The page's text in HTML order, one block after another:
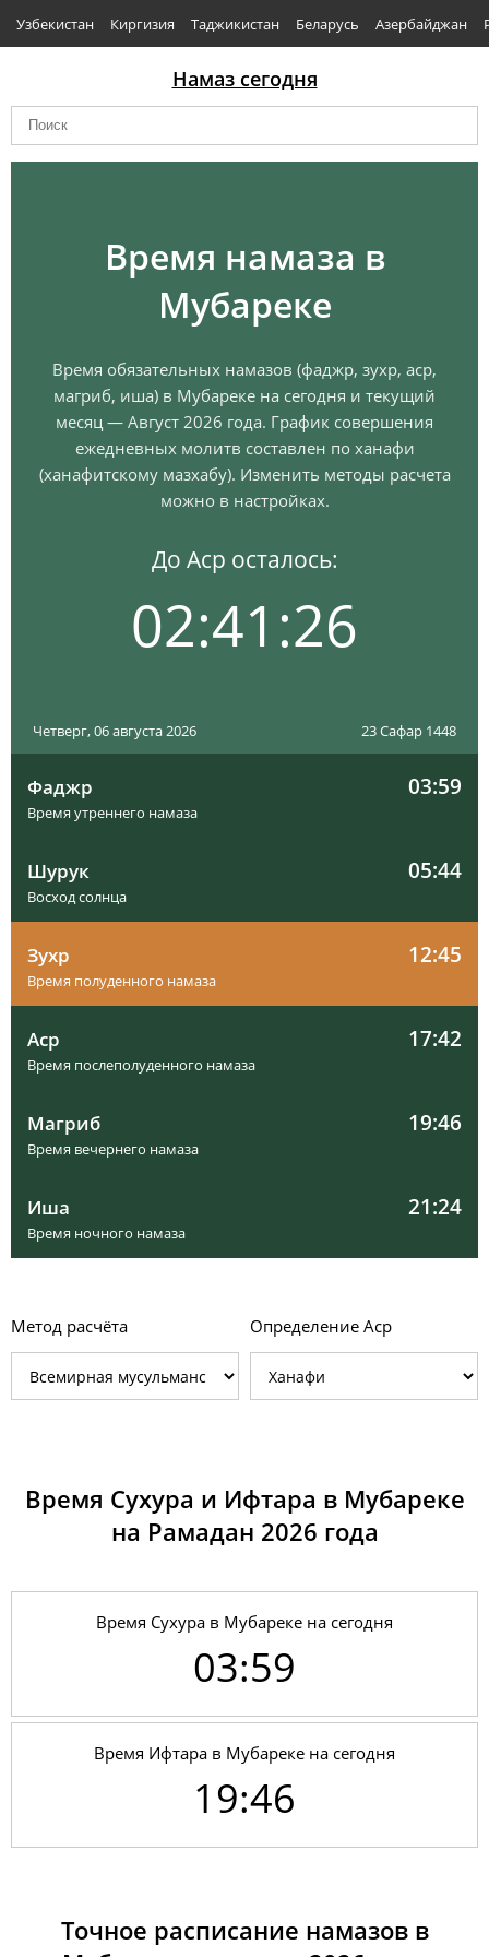
Узбекистан Киргизия Таджикистан Беларусь Азербайджан
Намаз сегодня
Время намаза в
Мубареке
Время обязательных намазов (фаджр, зухр, аср,
магриб, иша) в Мубареке на сегодня и текущий
месяц — Август 2026 года. График совершения
ежедневных молитв составлен по ханафи
(ханафитскому мазхабу). Изменить методы расчета
можно в настройках.
До Аср осталось:
02:41:25
Четверг, 06 августа 2026 23 Сафар 1448
Фаджр 03:59
Время утреннего намаза
Шурук 05:44
Восход солнца
Зухр 12:45
Время полуденного намаза
Аср 17:42
Время послеполуденного намаза
Магриб 19:46
Время вечернего намаза
Иша 21:24
Время ночного намаза
Метод расчёта Определение Аср
Время Сухура и Ифтара в Мубареке
на Рамадан 2026 годa
Время Сухура в Мубареке на сегодня
03:59
Время Ифтара в Мубареке на сегодня
19:46
Точное расписание намазов в